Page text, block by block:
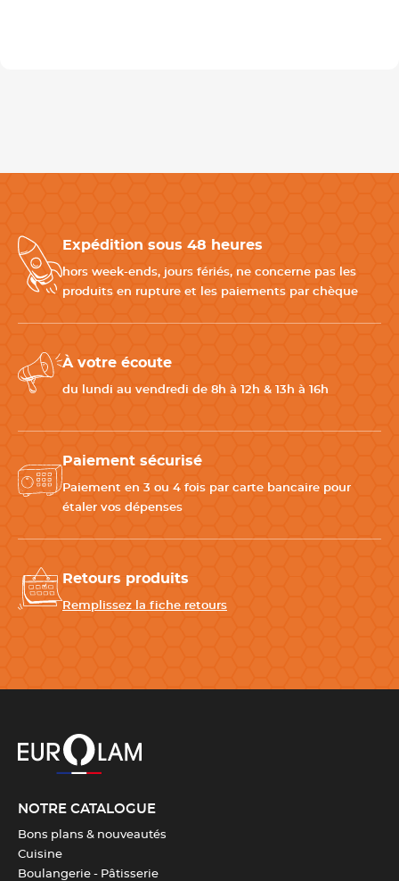
Expédition sous 48 heures
hors week-ends, jours fériés, ne concerne pas les
produits en rupture et les paiements par chèque
À votre écoute
du lundi au vendredi de 8h à 12h & 13h à 16h
Paiement sécurisé
Paiement en 3 ou 4 fois par carte bancaire pour
étaler vos dépenses
Retours produits
Remplissez la fiche retours
NOTRE CATALOGUE
Bons plans & nouveautés
Cuisine
Boulangerie - Pâtisserie